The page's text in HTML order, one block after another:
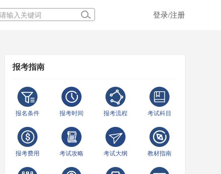
登录/注册
报考指南
报名条件 报考时间 报考流程 考试科目
报考费用 考试攻略 考试大纲 教材指南